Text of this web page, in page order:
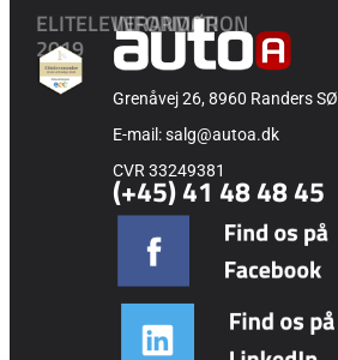
INFORMATION
Grenåvej 26, 8960 Randers SØ
E-mail: salg@autoa.dk
CVR 33249381
(+45) 41 48 48 45
ELITELEVERANDØR
2019